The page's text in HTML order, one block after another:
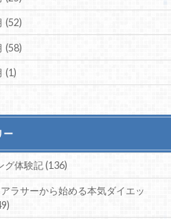
(52)
(58)
(1)
ー
グ体験記(136)
ラサーから始める本気ダイエッ